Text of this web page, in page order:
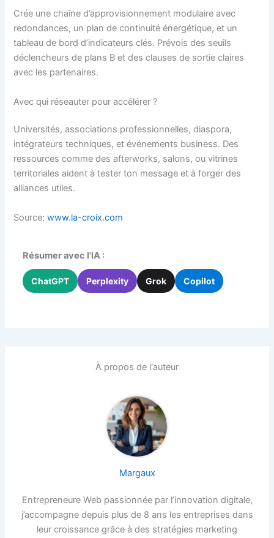
Crée une chaîne d’approvisionnement modulaire avec
redondances, un plan de continuité énergétique, et un
tableau de bord d’indicateurs clés. Prévois des seuils
déclencheurs de plans B et des clauses de sortie claires
avec les partenaires.
Avec qui réseauter pour accélérer ?
Universités, associations professionnelles, diaspora,
intégrateurs techniques, et événements business. Des
ressources comme des afterworks, salons, ou vitrines
territoriales aident à tester ton message et à forger des
alliances utiles.
Source:www.la-croix.com
Résumer avec l'IA :
ChatGPT Perplexity Grok Copilot
À propos de l'auteur
Margaux
Entrepreneure Web passionnée par l’innovation digitale,
j’accompagne depuis plus de 8 ans les entreprises dans
leur croissance grâce à des stratégies marketing